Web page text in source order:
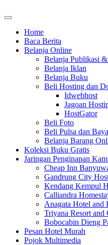
Home
Baca Berita
Belanja Online
Belanja Publikasi
Belanja Iklan
Belanja Buku
Beli Hosting dan
Idwebhost
Jagoan
HostGator
Beli Foto
Beli Pulsa dan
Belanja Barang
Koleksi Buku Gratis
Jaringan Penginapan
Cheap Inn
Gandrung City
Kendang Kempul
Calliandra
Anagata Hotel and
Triyana Resort and
Bobocabin Dieng
Pesan Hotel Murah
Pojok Multimedia